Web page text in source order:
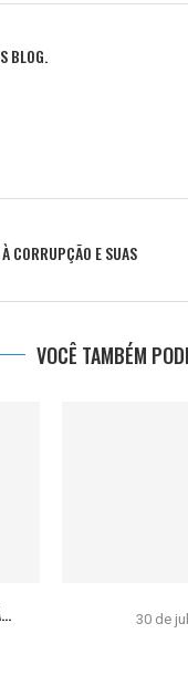
BLOG.
CORRUPÇÃO E SUAS
VOCÊ TAMBÉM
30 de